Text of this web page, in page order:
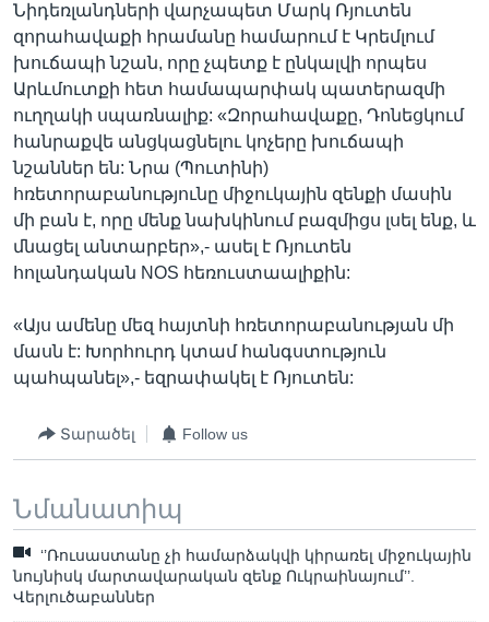
Նիդեռլանդների վարչապետ Մարկ Ռյուտեն
զորահավաքի հրամանը համարում է Կրեմլում
խուճապի նշան, որը չպետք է ընկալվի որպես
Արևմուտքի հետ համապարփակ պատերազմի
ուղղակի սպառնալիք: «Զորահավաքը, Դոնեցկում
հանրաքվե անցկացնելու կոչերը խուճապի
նշաններ են: Նրա (Պուտինի)
հռետորաբանությունը միջուկային զենքի մասին
մի բան է, որը մենք նախկինում բազմիցս լսել ենք, և
մնացել անտարբեր»,- ասել է Ռյուտեն
հոլանդական NOS հեռուստաալիքին:
«Այս ամենը մեզ հայտնի հռետորաբանության մի
մասն է: Խորհուրդ կտամ հանգստություն
պահպանել»,- եզրափակել է Ռյուտեն:
Տարածել Follow us
Նմանատիպ
‘’Ռուսաստանը չի համարձակվի կիրառել միջուկային
նույնիսկ մարտավարական զենք Ուկրաինայում’’.
Վերլուծաբաններ